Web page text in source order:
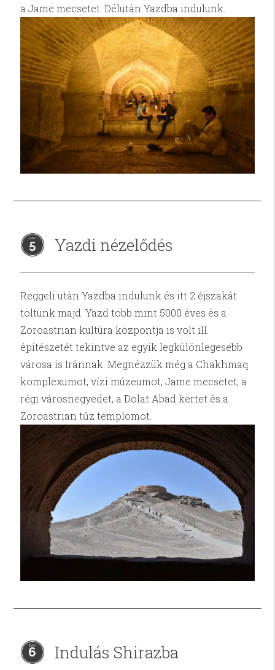
a Jame mecsetet. Délután Yazdba indulunk.
5 Yazdi nézelődés
Reggeli után Yazdba indulunk és itt 2 éjszakát
töltünk majd. Yazd több mint 5000 éves és a
Zoroastrian kultúra központja is volt ill.
építészetét tekintve az egyik legkülönlegesebb
városa is Iránnak. Megnézzük még a Chakhmaq
komplexumot, vízi múzeumot, Jame mecsetet, a
régi városnegyedet, a Dolat Abad kertet és a
Zoroastrian tűz templomot.
6 Indulás Shirazba